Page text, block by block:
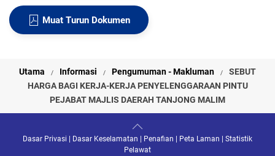
Muat Turun Dokumen
Utama Informasi Pengumuman - Makluman
SEBUT
HARGA BAGI KERJA-KERJA PENYELENGGARAAN PINTU
PEJABAT MAJLIS DAERAH TANJONG MALIM
Dasar Privasi Dasar Keselamatan Penafian Peta Laman
Statistik
Pelawat